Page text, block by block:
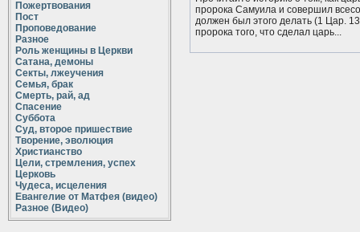
Пожертвования
Пост
Проповедование
Разное
Роль женщины в Церкви
Сатана, демоны
Секты, лжеучения
Семья, брак
Смерть, рай, ад
Спасение
Суббота
Суд, второе пришествие
Творение, эволюция
Христианство
Цели, стремления, успех
Церковь
Чудеса, исцеления
Евангелие от Матфея (видео)
Разное (Видео)
пророка Самуила и совершил
должен был этого делать (1 Цар.
пророка того, что сделал царь...